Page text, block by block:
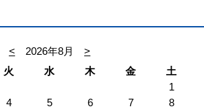
< 2026年8月
>
火 水 木 金
土
1
4 5 6 7
8